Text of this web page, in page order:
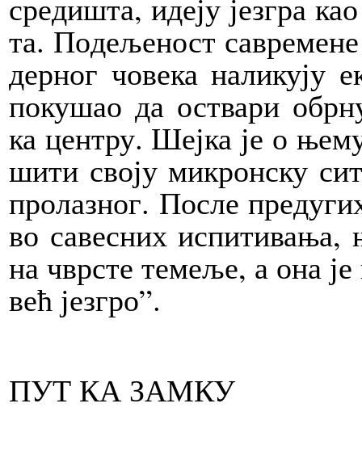
та. По­де­ље­ност
дер­ног чо­ве­ка на­ли­ку­ју
по­ку­шао да оства­ри
ка цен­тру. Шеј­ка је о
ши­ти сво­ју ми­крон­ску
про­ла­зног. По­сле
во са­ве­сних ис­пи­ти­ва­ња,
на чвр­сте те­ме­ље, а она
већ је­згро”.
ПУТ КА ЗАМ­КУ